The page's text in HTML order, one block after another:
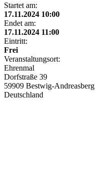
Startet am:
17.11.2024 10:00
Endet am:
17.11.2024 11:00
Eintritt:
Frei
Veranstaltungsort:
Ehrenmal
Dorfstraße 39
59909 Bestwig-Andreasberg
Deutschland